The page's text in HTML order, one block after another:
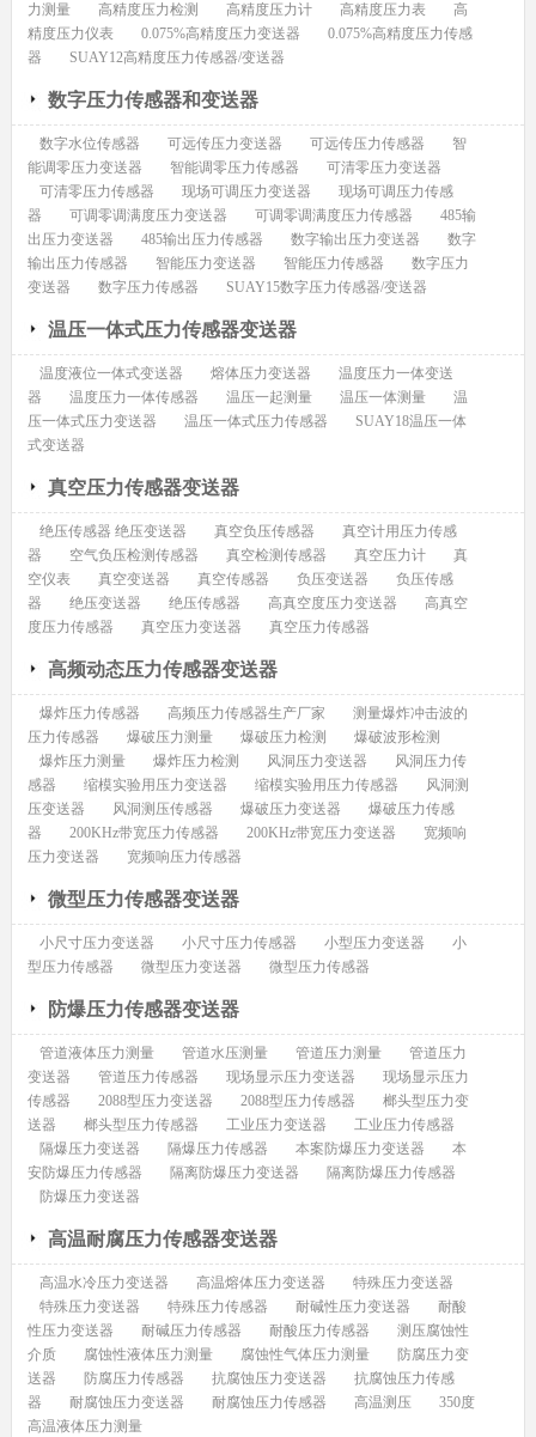
力测量
高精度压力检测 高精度压力计 高精度压力表
高
精度压力仪表
0.075%高精度压力变送器
0.075%高精度压力传感
器
SUAY12高精度压力传感器/变送器
数字压力传感器和变送器
数字水位传感器 可远传压力变送器 可远传压力传感器
智
能调零压力变送器
智能调零压力传感器
可清零压力变送器
可清零压力传感器
现场可调压力变送器
现场可调压力传感
器
可调零调满度压力变送器 可调零调满度压力传感器
485输
出压力变送器
485输出压力传感器 数字输出压力变送器
数字
输出压力传感器
智能压力变送器 智能压力传感器
数字压力
变送器
数字压力传感器 SUAY15数字压力传感器/变送器
温压一体式压力传感器变送器
温度液位一体式变送器 熔体压力变送器
温度压力一体变送
器
温度压力一体传感器 温压一起测量 温压一体测量
温
压一体式压力变送器
温压一体式压力传感器
SUAY18温压一体
式变送器
真空压力传感器变送器
绝压传感器 绝压变送器 真空负压传感器
真空计用压力传感
器
空气负压检测传感器 真空检测传感器 真空压力计
真
空仪表
真空变送器 真空传感器 负压变送器
负压传感
器
绝压变送器 绝压传感器 高真空度压力变送器
高真空
度压力传感器
真空压力变送器 真空压力传感器
高频动态压力传感器变送器
爆炸压力传感器 高频压力传感器生产厂家
测量爆炸冲击波的
压力传感器
爆破压力测量 爆破压力检测
爆破波形检测
爆炸压力测量
爆炸压力检测 风洞压力变送器
风洞压力传
感器
缩模实验用压力变送器 缩模实验用压力传感器
风洞测
压变送器
风洞测压传感器 爆破压力变送器
爆破压力传感
器
200KHz带宽压力传感器 200KHz带宽压力变送器
宽频响
压力变送器
宽频响压力传感器
微型压力传感器变送器
小尺寸压力变送器 小尺寸压力传感器 小型压力变送器
小
型压力传感器
微型压力变送器 微型压力传感器
防爆压力传感器变送器
管道液体压力测量 管道水压测量 管道压力测量
管道压力
变送器
管道压力传感器 现场显示压力变送器
现场显示压力
传感器
2088型压力变送器 2088型压力传感器
榔头型压力变
送器
榔头型压力传感器 工业压力变送器
工业压力传感器
隔爆压力变送器
隔爆压力传感器 本案防爆压力变送器
本
安防爆压力传感器
隔离防爆压力变送器
隔离防爆压力传感器
防爆压力变送器
高温耐腐压力传感器变送器
高温水冷压力变送器 高温熔体压力变送器
特殊压力变送器
特殊压力变送器
特殊压力传感器 耐碱性压力变送器
耐酸
性压力变送器
耐碱压力传感器 耐酸压力传感器
测压腐蚀性
介质
腐蚀性液体压力测量 腐蚀性气体压力测量
防腐压力变
送器
防腐压力传感器 抗腐蚀压力变送器
抗腐蚀压力传感
器
耐腐蚀压力变送器 耐腐蚀压力传感器 高温测压
350度
高温液体压力测量